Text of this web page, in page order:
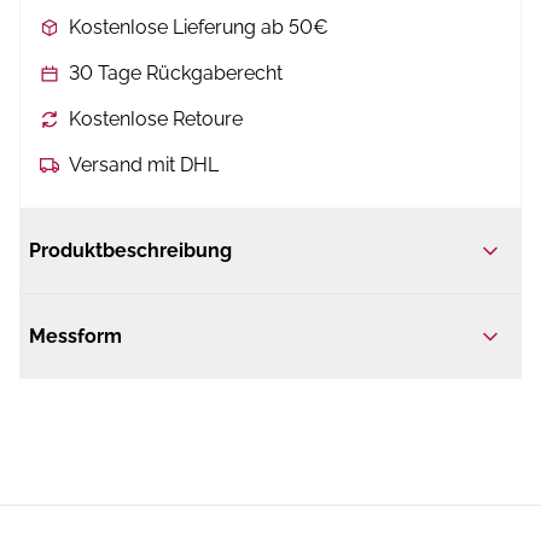
Kostenlose Lieferung ab 50€
30 Tage Rückgaberecht
Kostenlose Retoure
Versand mit DHL
Produktbeschreibung
Messform